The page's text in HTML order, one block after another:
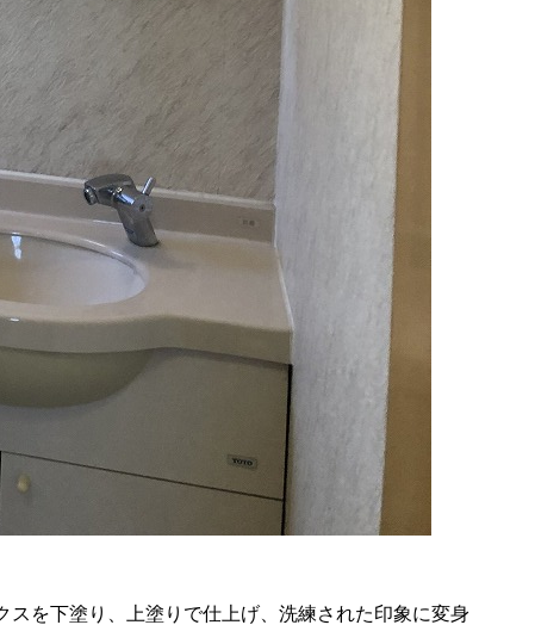
を下塗り、上塗りで仕上げ、洗練された印象に変身